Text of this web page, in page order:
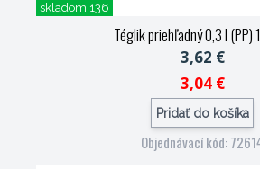
skladom 136
Téglik priehľadný 0,3 l (PP)
3,62 €
3,04 €
Pridať do košíka
Objednávací kód: